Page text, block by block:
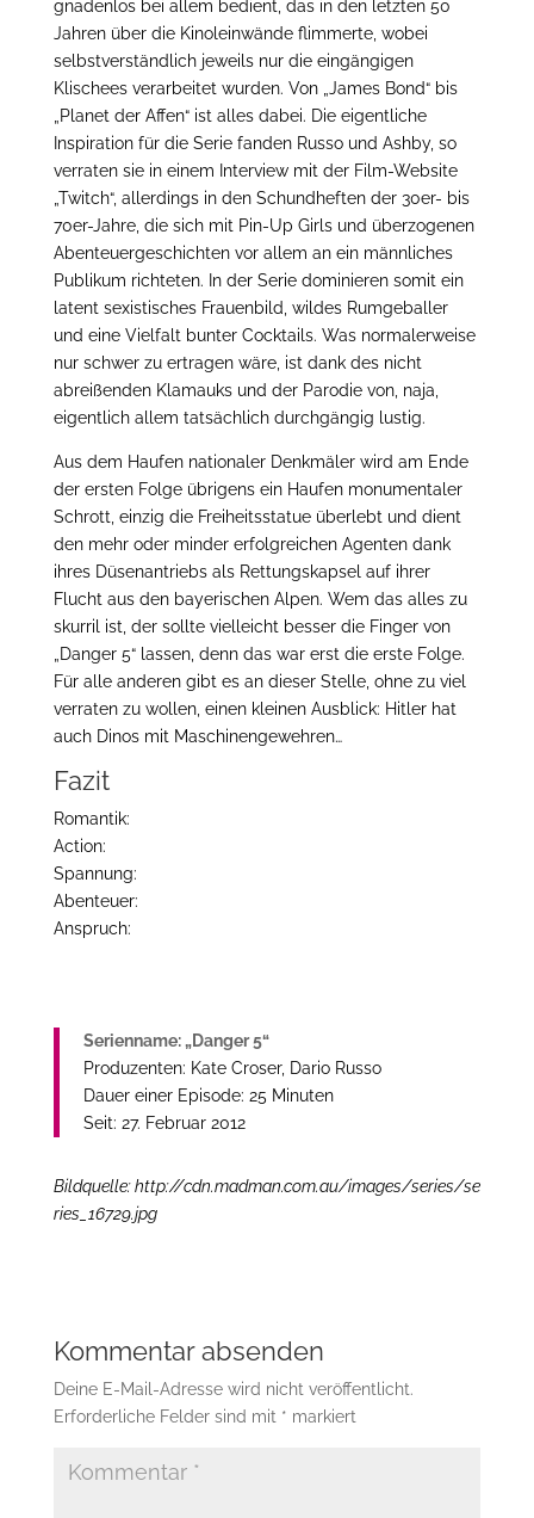
gnadenlos bei allem bedient, das in den letzten 50
Jahren über die Kinoleinwände flimmerte, wobei
selbstverständlich jeweils nur die eingängigen
Klischees verarbeitet wurden. Von „James Bond“ bis
„Planet der Affen“ ist alles dabei. Die eigentliche
Inspiration für die Serie fanden Russo und Ashby, so
verraten sie in einem Interview mit der Film-Website
„Twitch“, allerdings in den Schundheften der 30er- bis
70er-Jahre, die sich mit Pin-Up Girls und überzogenen
Abenteuergeschichten vor allem an ein männliches
Publikum richteten. In der Serie dominieren somit ein
latent sexistisches Frauenbild, wildes Rumgeballer
und eine Vielfalt bunter Cocktails. Was normalerweise
nur schwer zu ertragen wäre, ist dank des nicht
abreißenden Klamauks und der Parodie von, naja,
eigentlich allem tatsächlich durchgängig lustig.
Aus dem Haufen nationaler Denkmäler wird am Ende
der ersten Folge übrigens ein Haufen monumentaler
Schrott, einzig die Freiheitsstatue überlebt und dient
den mehr oder minder erfolgreichen Agenten dank
ihres Düsenantriebs als Rettungskapsel auf ihrer
Flucht aus den bayerischen Alpen. Wem das alles zu
skurril ist, der sollte vielleicht besser die Finger von
„Danger 5“ lassen, denn das war erst die erste Folge.
Für alle anderen gibt es an dieser Stelle, ohne zu viel
verraten zu wollen, einen kleinen Ausblick: Hitler hat
auch Dinos mit Maschinengewehren…
Fazit
Romantik:
Action:
Spannung:
Abenteuer:
Anspruch:
Serienname: „Danger 5“
Produzenten: Kate Croser, Dario Russo
Dauer einer Episode: 25 Minuten
Seit: 27. Februar 2012
Bildquelle: http://cdn.madman.com.au/images/series/se
ries_16729.jpg
Kommentar absenden
Deine E-Mail-Adresse wird nicht veröffentlicht.
Erforderliche Felder sind mit * markiert